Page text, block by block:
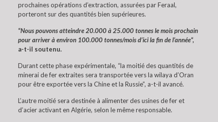
prochaines opérations d’extraction, assurées par Feraal,
porteront sur des quantités bien supérieures.
“Nous pouvons atteindre 20.000 à 25.000 tonnes le mois prochain
pour arriver à environ 100.000 tonnes/mois d’ici la fin de l’année“,
a-t-il soutenu.
Durant cette phase expérimentale, “la moitié des quantités de
minerai de fer extraites sera transportée vers la wilaya d’Oran
pour être exportée vers la Chine et la Russie”, a-t-il avancé.
L’autre moitié sera destinée à alimenter des usines de fer et
d’acier activant en Algérie, selon le même responsable.